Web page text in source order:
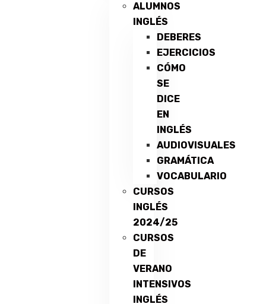
ALUMNOS
INGLÉS
DEBERES
EJERCICIOS
CÓMO
SE
DICE
EN
INGLÉS
AUDIOVISUALES
GRAMÁTICA
VOCABULARIO
CURSOS
INGLÉS
2024/25
CURSOS
DE
VERANO
INTENSIVOS
INGLÉS